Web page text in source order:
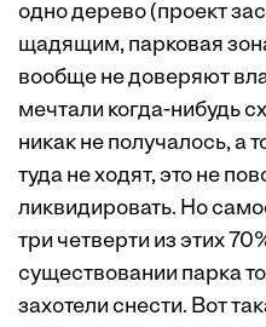
одно дерево (проект
щадящим, парковая
вообще не доверяют
мечтали когда-нибудь
никак не получалось, а
туда не ходят, это не
ликвидировать. Но
три четверти из этих
существовании парка
захотели снести. Вот